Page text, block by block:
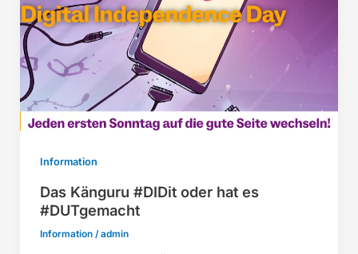
Information
Das Känguru #DIDit oder hat es
#DUTgemacht
Information/admin